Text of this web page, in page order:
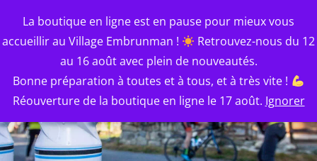
La boutique en ligne est en pause pour mieux vous
accueillir au Village Embrunman !
Retrouvez-nous du 12
au 16 août avec plein de nouveautés.
Bonne préparation à toutes et à tous, et à très vite !
Réouverture de la boutique en ligne le 17 août. Ignorer
content
EMBRUNMAN
Le Mythe : l'épreuve, le souvenir, le style.